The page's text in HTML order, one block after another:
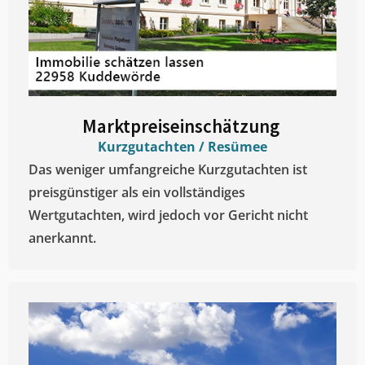
Marktpreiseinschätzung ​
Kurzgutachten / Resümee
Das weniger umfangreiche Kurzgutachten ist
preisgünstiger als ein vollständiges
Wertgutachten, wird jedoch vor Gericht nicht
anerkannt.